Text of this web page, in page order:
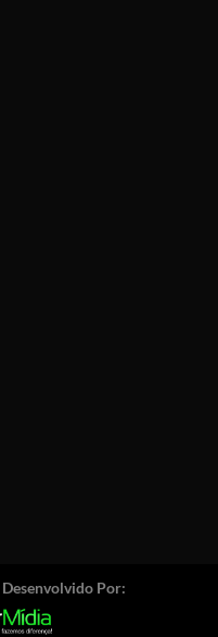
Desenvolvido Por: